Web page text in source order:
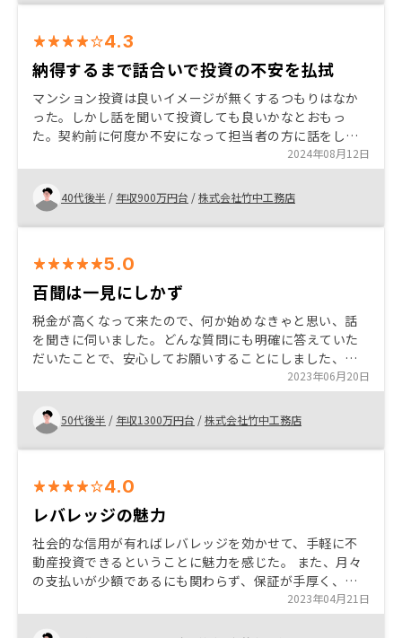
4.3
納得するまで話合いで投資の不安を払拭
マンション投資は良いイメージが無くするつもりはなか
った。しかし話を聞いて投資しても良いかなとおもっ
た。契約前に何度か不安になって担当者の方に話をし納
得するまで話が出来、投資理解を深めることができた。
まだまだこれからで色々なことがあるかもしれないがあ
る程度お任せしながら担当者の方に相談しながらやって
いけたらと思う。
2024年08月12日
40代後半 / 年収900万円台 /株式会社竹中工務店
5.0
百聞は一見にしかず
税金が高くなって来たので、何か始めなきゃと思い、話
を聞きに伺いました。どんな質問にも明確に答えていた
だいたことで、安心してお願いすることにしました、百
聞はは一見にしかず。話を聞いて損は無いと思います。
2023年06月20日
50代後半 / 年収1300万円台 /株式会社竹中工務店
4.0
レバレッジの魅力
社会的な信用が有ればレバレッジを効かせて、手軽に不
動産投資できるということに魅力を感じた。 また、月々
の支払いが少額であるにも関わらず、保証が手厚く、生
命保険や年金対策にも効果的であるといったことが決め
手となった。 そして、何より担当者の手厚い対応に感動
2023年04月21日